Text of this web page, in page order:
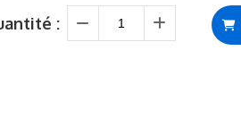
: